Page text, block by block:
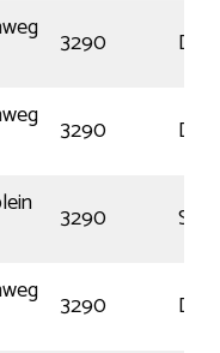
3290
3290
3290
3290